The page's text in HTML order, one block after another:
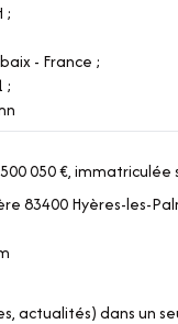
;
- France ;
;
050 €, immatriculée
83400 Hyères-les-
actualités) dans un